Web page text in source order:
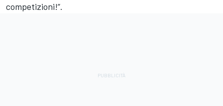
competizioni!”.